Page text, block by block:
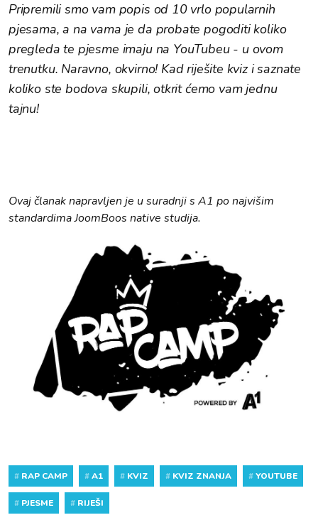
Pripremili smo vam popis od 10 vrlo popularnih
pjesama, a na vama je da probate pogoditi koliko
pregleda te pjesme imaju na YouTubeu - u ovom
trenutku. Naravno, okvirno! Kad riješite kviz i saznate
koliko ste bodova skupili, otkrit ćemo vam jednu
tajnu!
Ovaj članak napravljen je u suradnji s A1 po najvišim
standardima JoomBoos native studija.
# RAP CAMP #A1 # KVIZ # KVIZ ZNANJA #YOUTUBE
# PJESME # RIJEŠI